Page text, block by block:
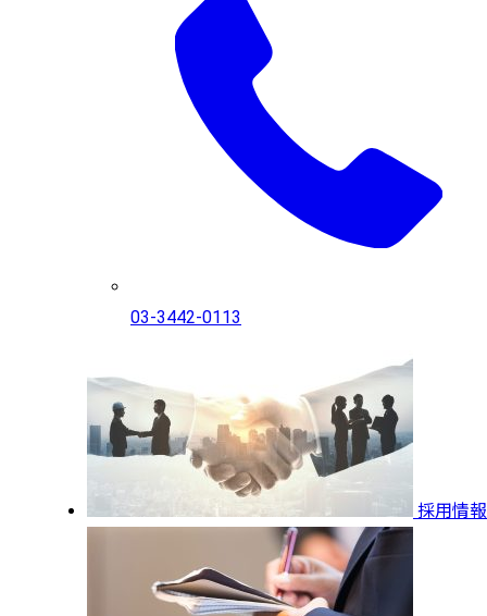
03-3442-0113
採用情報